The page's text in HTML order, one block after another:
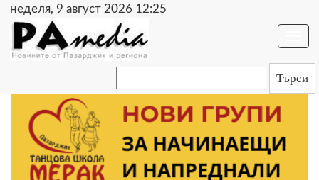
неделя, 9 август 2026 12:25